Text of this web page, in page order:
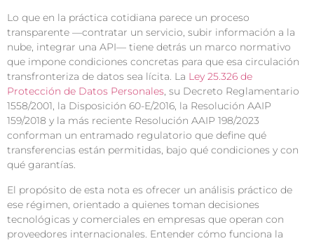
Lo que en la práctica cotidiana parece un proceso
transparente —contratar un servicio, subir información a la
nube, integrar una API— tiene detrás un marco normativo
que impone condiciones concretas para que esa circulación
transfronteriza de datos sea lícita. La Ley 25.326 de
Protección de Datos Personales, su Decreto Reglamentario
1558/2001, la Disposición 60-E/2016, la Resolución AAIP
159/2018 y la más reciente Resolución AAIP 198/2023
conforman un entramado regulatorio que define qué
transferencias están permitidas, bajo qué condiciones y con
qué garantías.
El propósito de esta nota es ofrecer un análisis práctico de
ese régimen, orientado a quienes toman decisiones
tecnológicas y comerciales en empresas que operan con
proveedores internacionales. Entender cómo funciona la